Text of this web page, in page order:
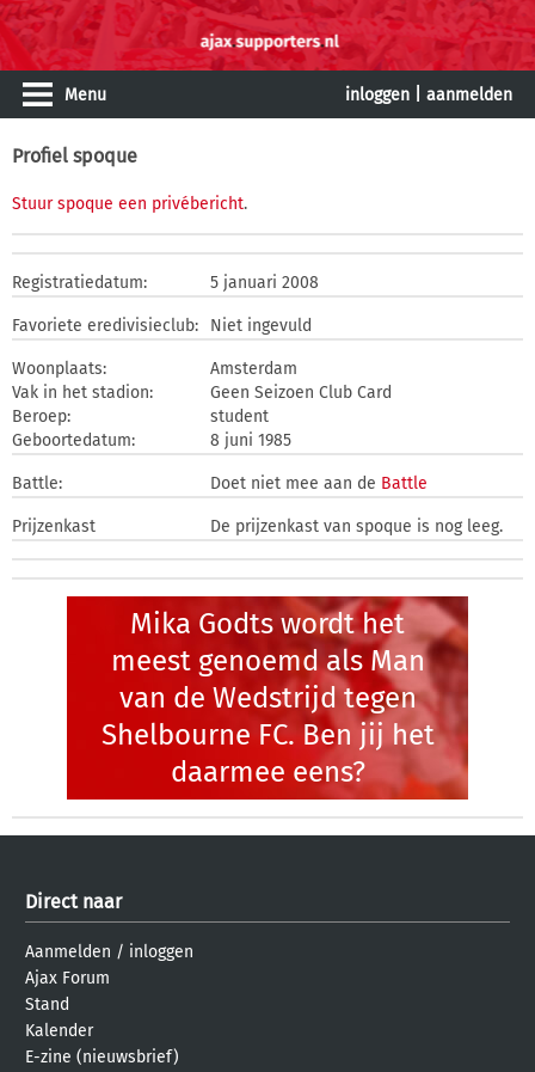
Menu inloggen aanmelden
Profiel spoque
Stuur spoque een privébericht.
Registratiedatum: 5 januari 2008
Favoriete eredivisieclub: Niet ingevuld
Woonplaats:
Amsterdam
Vak in het stadion:
Geen Seizoen Club Card
Beroep:
student
Geboortedatum:
8 juni 1985
Battle: Doet niet mee aan de Battle
Prijzenkast De prijzenkast van spoque is nog leeg.
Mika Godts wordt het
meest genoemd als Man
van de Wedstrijd tegen
Shelbourne FC. Ben jij het
daarmee eens?
Direct naar
Aanmelden / inloggen
Ajax Forum
Stand
Kalender
E-zine (nieuwsbrief)